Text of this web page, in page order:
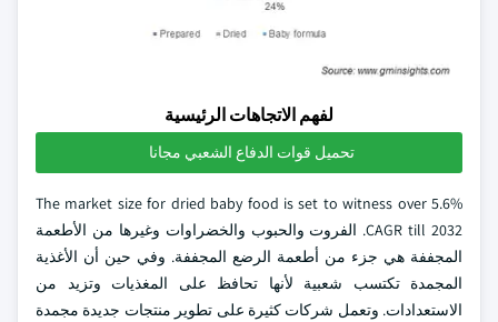
لفهم الاتجاهات الرئيسية
تحميل قوات الدفاع الشعبي مجانا
The market size for dried baby food is set to witness over 5.6%
CAGR till 2032. الفروت والحبوب والخضراوات وغيرها من الأطعمة
المجففة هي جزء من أطعمة الرضع المجففة. وفي حين أن الأغذية
المجمدة تكتسب شعبية لأنها تحافظ على المغذيات وتزيد من
الاستعدادات. وتعمل شركات كثيرة على تطوير منتجات جديدة مجمدة